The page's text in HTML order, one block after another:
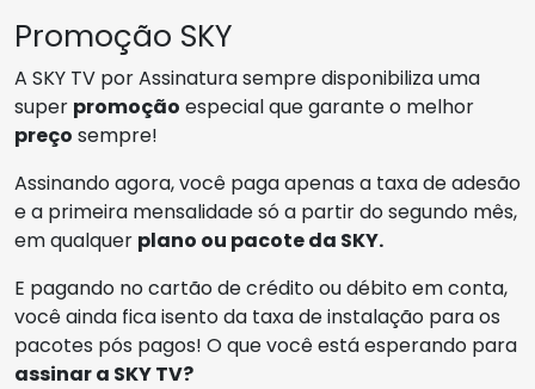
Promoção SKY
A SKY TV por Assinatura sempre disponibiliza uma
super promoção especial que garante o melhor
preço sempre!
Assinando agora, você paga apenas a taxa de adesão
e a primeira mensalidade só a partir do segundo mês,
em qualquer plano ou pacote da SKY.
E pagando no cartão de crédito ou débito em conta,
você ainda fica isento da taxa de instalação para os
pacotes pós pagos! O que você está esperando para
assinar a SKY TV?